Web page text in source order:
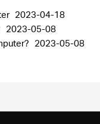
2023-04-18
2023-05-08
2023-05-08